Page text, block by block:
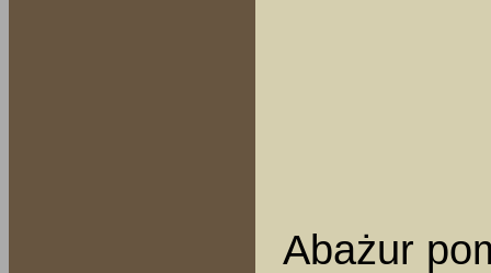
Abażur